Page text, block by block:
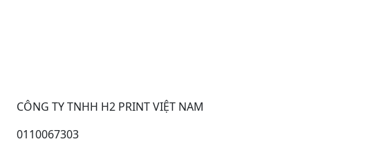
CÔNG TY TNHH H2 PRINT VIỆT NAM
0110067303